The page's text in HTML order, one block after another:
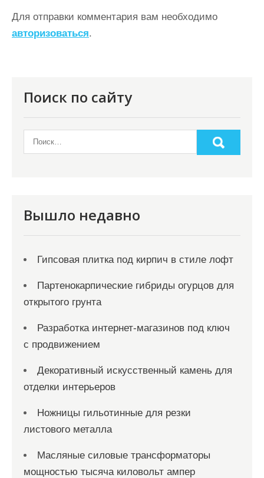
я
п
Для отправки комментария вам необходимо
авторизоваться.
Поиск по сайту
Вышло недавно
Гипсовая плитка под кирпич в стиле лофт
Партенокарпические гибриды огурцов для
открытого грунта
Разработка интернет-магазинов под ключ
с продвижением
Декоративный искусственный камень для
отделки интерьеров
Ножницы гильотинные для резки
листового металла
Масляные силовые трансформаторы
мощностью тысяча киловольт ампер